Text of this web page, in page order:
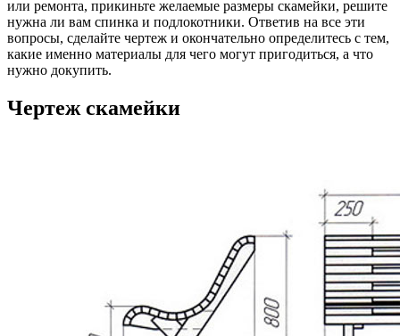
или ремонта, прикиньте желаемые размеры скамейки, решите
нужна ли вам спинка и подлокотники. Ответив на все эти
вопросы, сделайте чертеж и окончательно определитесь с тем,
какие именно материалы для чего могут пригодиться, а что
нужно докупить.
Чертеж скамейки